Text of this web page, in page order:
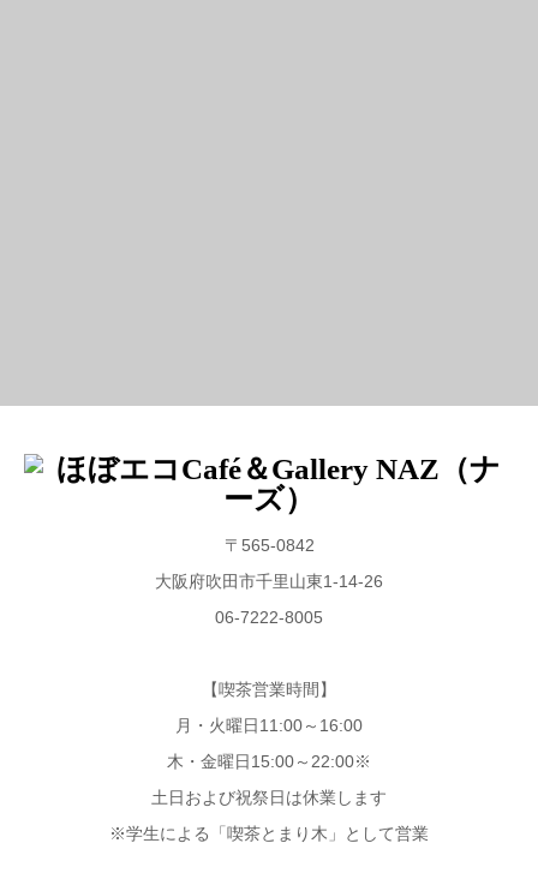
〒565-0842
大阪府吹田市千里山東1-14-26
06-7222-8005
【喫茶営業時間】
月・火曜日11:00～16:00
木・金曜日15:00～22:00※
土日および祝祭日は休業します
※学生による「喫茶とまり木」として営業